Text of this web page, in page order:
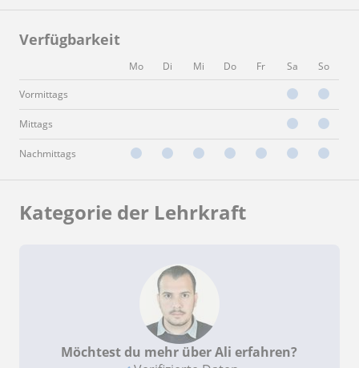
Verfügbarkeit
Mo Di Mi Do Fr Sa So
Vormittags
Mittags
Nachmittags
Kategorie der Lehrkraft
Möchtest du mehr über Ali erfahren?